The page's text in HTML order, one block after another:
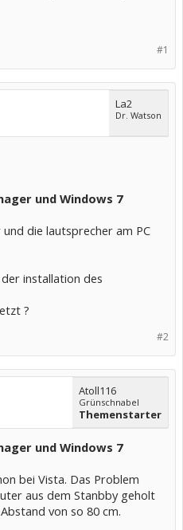
#1
La2
Dr. Watson
und Windows 7
die lautsprecher am PC
installation des
?
#2
Atoll116
Grünschnabel
Themenstarter
und Windows 7
bei Vista. Das Problem
aus dem Stanbby geholt
von so 80 cm.